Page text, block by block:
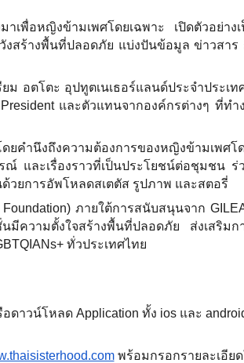
เพื่อหญิงข้ามเพศโดยเฉพาะ เปิดตัวอย่างเ
สร้างพื้นที่ปลอดภัย แบ่งปันข้อมูล ข่าวสาร
ม อตโตะ อุปทูตเนเธอร์แลนด์ประจำประเ
และตัวแทนจากองค์กรต่างๆ ที่ทำ
คำนึงถึงความต้องการของหญิงข้ามเพศโ
และเรื่องราวที่เป็นประโยชน์ต่อชุมชน
วยการอัพโหลดสเตตัส รูปภาพ และสตอรี่
ภายใต้การสนับสนุนจาก
ความตั้งใจสร้างพื้นที่ปลอดภัย ส่งเสริมก
ทั่วประเทศไทย
อดาวน์โหลด Application ทั้ง ios และ
พร้อมกรอกรายละเอีย